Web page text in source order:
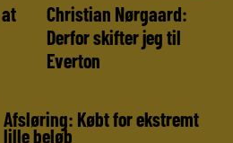
Christian Nørgaard:
Derfor skifter jeg til
Everton
Afsløring: Købt for ekstremt
lille beløb